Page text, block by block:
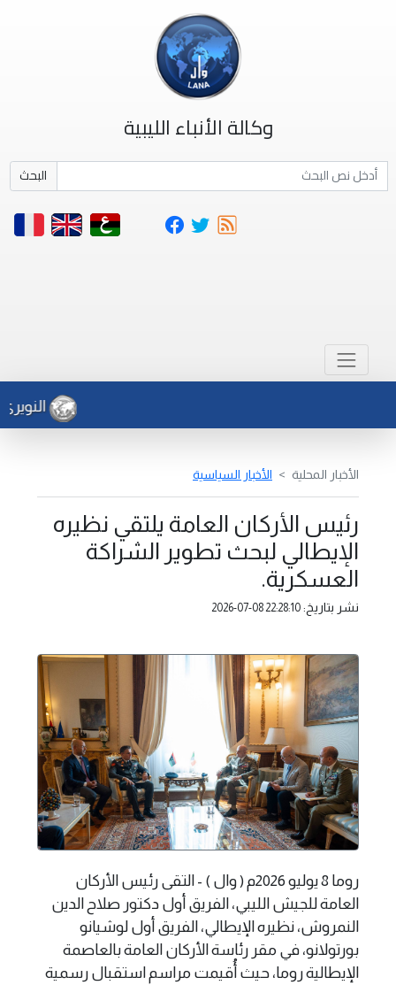
وكالة الأنباء الليبية
البحث
الأخبار المحلية الأخبار السياسية
رئيس الأركان العامة يلتقي نظيره
الإيطالي لبحث تطوير الشراكة
العسكرية.
نشر بتاريخ: 2026-07-08 22:28:10
روما 8 يوليو 2026م ( وال ) - التقى رئيس الأركان
العامة للجيش الليبي، الفريق أول دكتور صلاح الدين
النمروش، نظيره الإيطالي، الفريق أول لوشيانو
بورتولانو، في مقر رئاسة الأركان العامة بالعاصمة
الإيطالية روما، حيث أُقيمت مراسم استقبال رسمية